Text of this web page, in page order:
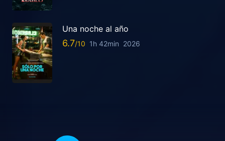
Una noche al año
6.7 1h 42min 2026